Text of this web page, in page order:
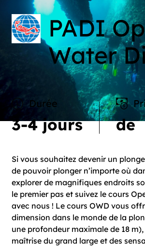
PADI
Water
Durée
3-4 jours de
Si vous souhaitez devenir un
de pouvoir plonger n’importe où
explorer de magnifiques endroits
le premier pas et suivez le cours
avec nous ! Le cours OWD vous
dimension dans le monde de la
une profondeur maximale de 18 m),
maîtrise du grand large et des